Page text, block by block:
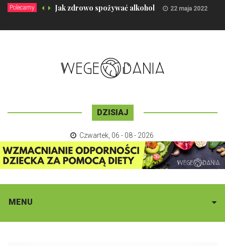
Polecamy Jak zdrowo spożywać alkohol 22 maja 2022
DZISIAJ
Czwartek 06 - 08 - 2026
MENU